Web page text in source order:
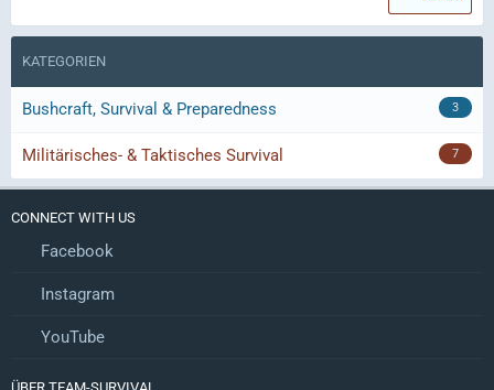
KATEGORIEN
Bushcraft, Survival & Preparedness 3
Militärisches- & Taktisches Survival 7
CONNECT WITH US
Facebook
Instagram
YouTube